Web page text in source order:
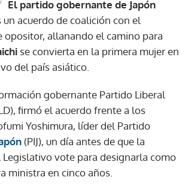
El partido gobernante de Japón
acuerdo de coalición con el
opositor, allanando el camino para
se convierta en la primera mujer en
del país asiático.
gobernante Partido Liberal
firmó el acuerdo frente a los
Yoshimura, líder del Partido
(PIJ), un día antes de que la
Legislativo vote para designarla como
ministra en cinco años.